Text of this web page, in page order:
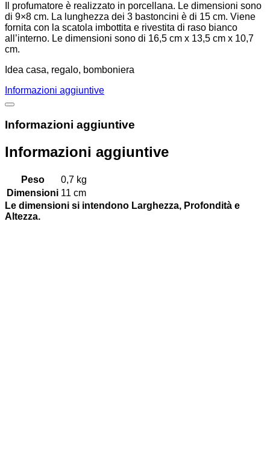
Il profumatore è realizzato in porcellana. Le dimensioni sono
di 9×8 cm. La lunghezza dei 3 bastoncini è di 15 cm. Viene
fornita con la scatola imbottita e rivestita di raso bianco
all’interno. Le dimensioni sono di 16,5 cm x 13,5 cm x 10,7
cm.
Idea casa, regalo, bomboniera
Informazioni aggiuntive
Informazioni aggiuntive
Informazioni aggiuntive
Peso
0,7 kg
Dimensioni 11 cm
Le dimensioni si intendono Larghezza, Profondità e
Altezza.